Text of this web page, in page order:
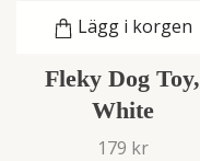
Lägg i korgen
Fleky Dog Toy,
White
179 kr